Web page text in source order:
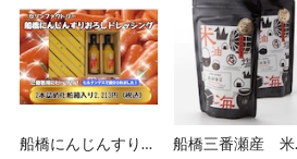
船橋にんじんすりお
船橋三番瀬産 米